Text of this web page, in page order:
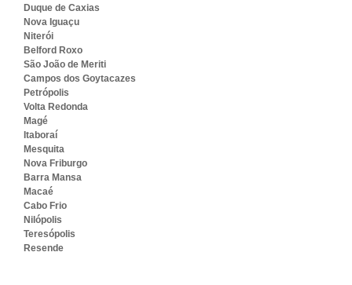
Duque de Caxias
Nova Iguaçu
Niterói
Belford Roxo
São João de Meriti
Campos dos Goytacazes
Petrópolis
Volta Redonda
Magé
Itaboraí
Mesquita
Nova Friburgo
Barra Mansa
Macaé
Cabo Frio
Nilópolis
Teresópolis
Resende